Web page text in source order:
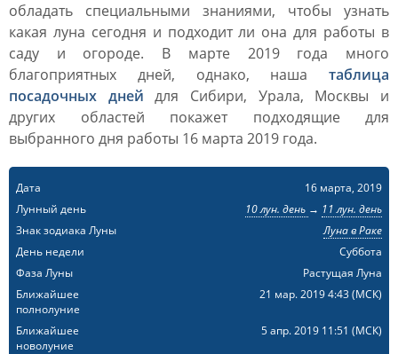
обладать специальными знаниями, чтобы узнать
какая луна сегодня и подходит ли она для работы в
саду и огороде. В марте 2019 года много
благоприятных дней, однако, наша таблица
посадочных дней для Сибири, Урала, Москвы и
других областей покажет подходящие для
выбранного дня работы 16 марта 2019 года.
Дата
16 марта, 2019
Лунный день
10 лун. день → 11 лун. день
Знак зодиака Луны
Луна в Раке
День недели
Суббота
Фаза Луны
Растущая Луна
Ближайшее
полнолуние
21 мар. 2019 4:43(МСК)
Ближайшее
новолуние
5 апр. 2019 11:51 (МСК)